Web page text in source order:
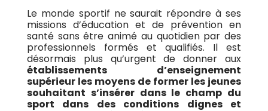
Le monde sportif ne saurait répondre à ses
missions d’éducation et de prévention en
santé sans être animé au quotidien par des
professionnels formés et qualifiés. Il est
désormais plus qu’urgent de donner aux
établissements d’enseignement
supérieur les moyens de former les jeunes
souhaitant s’insérer dans le champ du
sport dans des conditions dignes et